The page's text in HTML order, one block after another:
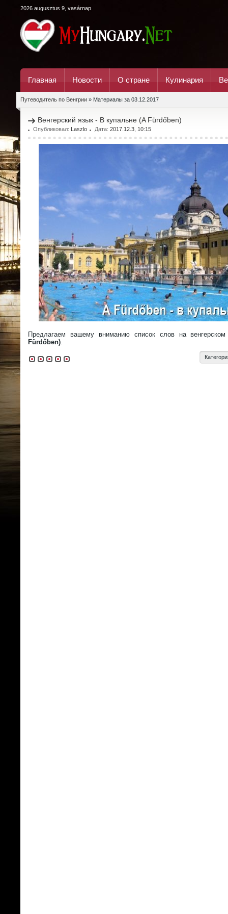
2026 augusztus 9, vasárnap
Главная Новости О стране Кулинария
Путеводитель по Венгрии » Материалы за 03.12.2017
Венгерский язык - В купальне (A Fürdőben)
Опубликовал: Laszlo Дата: 2017.12.3, 10:15
Предлагаем вашему вниманию список слов на
Fürdőben).